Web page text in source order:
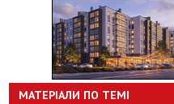
МАТЕРІАЛИ ПО ТЕМІ